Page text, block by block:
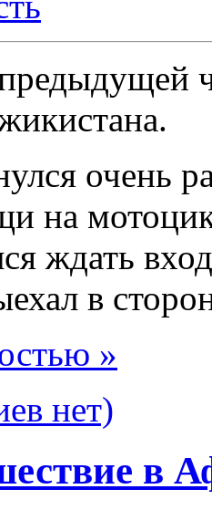
очень
на
ждать
в
»
нет)
в